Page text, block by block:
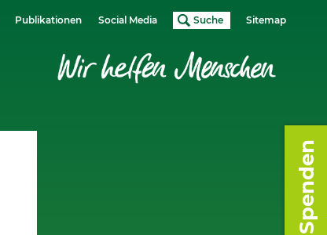
Publikationen Social Media Suche Sitemap
Spenden